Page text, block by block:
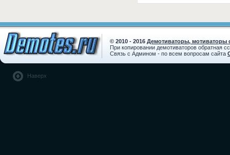
© 2010 - 2016 Демотиваторы, мотиваторы
При копировании демотиваторов обратная
Связь с Админом - по всем вопросам сайта
Наверх